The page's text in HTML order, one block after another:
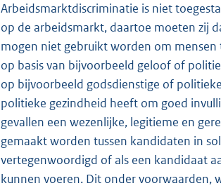
Arbeidsmarktdiscriminatie is niet
op de arbeidsmarkt, daartoe moeten zij
mogen niet gebruikt worden om
op basis van bijvoorbeeld geloof of
op bijvoorbeeld godsdienstige of
politieke gezindheid heeft om goed
gevallen een wezenlijke, legitieme en
gemaakt worden tussen kandidaten in
vertegenwoordigd of als een kandidaat
kunnen voeren. Dit onder voorwaarden,